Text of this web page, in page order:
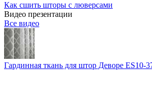
Как сшить шторы с люверсами
Видео презентации
Все видео
Гардинная ткань для штор Деворе ES10-